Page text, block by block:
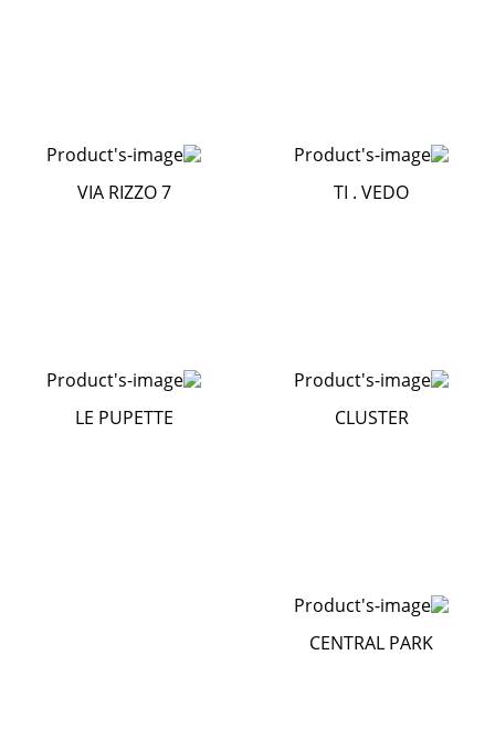
TI . VEDO
VIA RIZZO 7
CLUSTER
LE PUPETTE
CENTRAL PARK